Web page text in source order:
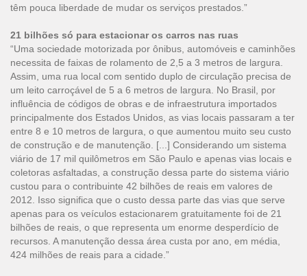
têm pouca liberdade de mudar os serviços prestados.”
21 bilhões só para estacionar os carros nas ruas
“Uma sociedade motorizada por ônibus, automóveis e caminhões
necessita de faixas de rolamento de 2,5 a 3 metros de largura.
Assim, uma rua local com sentido duplo de circulação precisa de
um leito carroçável de 5 a 6 metros de largura. No Brasil, por
influência de códigos de obras e de infraestrutura importados
principalmente dos Estados Unidos, as vias locais passaram a ter
entre 8 e 10 metros de largura, o que aumentou muito seu custo
de construção e de manutenção. [...] Considerando um sistema
viário de 17 mil quilômetros em São Paulo e apenas vias locais e
coletoras asfaltadas, a construção dessa parte do sistema viário
custou para o contribuinte 42 bilhões de reais em valores de
2012. Isso significa que o custo dessa parte das vias que serve
apenas para os veículos estacionarem gratuitamente foi de 21
bilhões de reais, o que representa um enorme desperdício de
recursos. A manutenção dessa área custa por ano, em média,
424 milhões de reais para a cidade.”